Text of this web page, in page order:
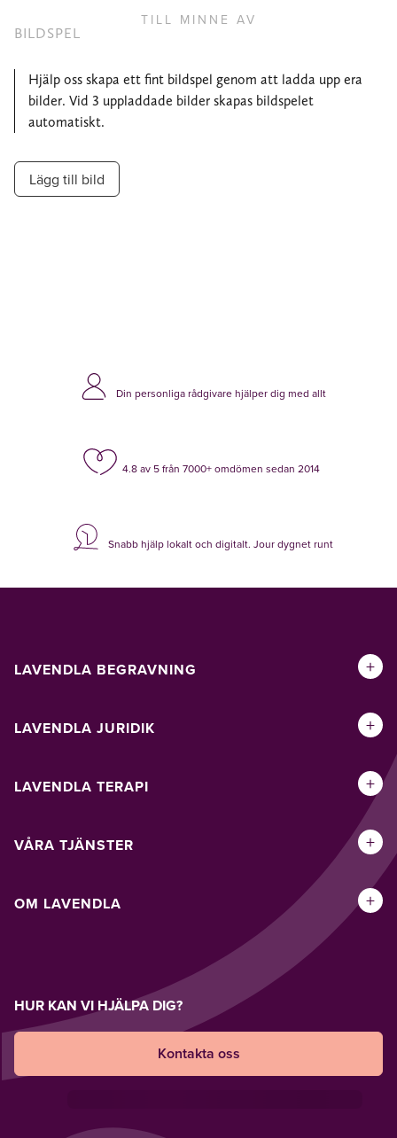
TILL MINNE AV
BILDSPEL
Hjälp oss skapa ett fint bildspel genom att ladda upp era
bilder. Vid 3 uppladdade bilder skapas bildspelet
automatiskt.
Lägg till bild
Din personliga rådgivare hjälper dig med allt
4.8 av 5 från 7000+ omdömen sedan 2014
Snabb hjälp lokalt och digitalt. Jour dygnet runt
LAVENDLA BEGRAVNING +
LAVENDLA JURIDIK +
LAVENDLA TERAPI +
VÅRA TJÄNSTER +
OM LAVENDLA +
HUR KAN VI HJÄLPA DIG?
Kontakta oss